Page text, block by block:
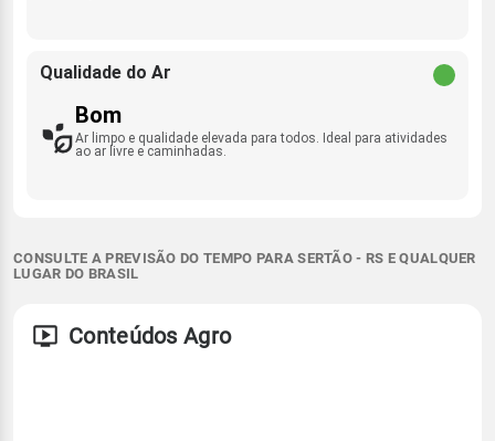
Qualidade do Ar
Bom
Ar limpo e qualidade elevada para todos. Ideal para atividades
ao ar livre e caminhadas.
CONSULTE A PREVISÃO DO TEMPO PARA SERTÃO - RS E QUALQUER
LUGAR DO BRASIL
Conteúdos Agro